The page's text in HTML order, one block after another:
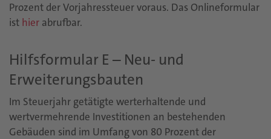
Prozent der Vorjahressteuer voraus. Das Onlineformular
ist hier abrufbar.
Hilfsformular E – Neu- und
Erweiterungsbauten
Im Steuerjahr getätigte werterhaltende und
wertvermehrende Investitionen an bestehenden
Gebäuden sind im Umfang von 80 Prozent der